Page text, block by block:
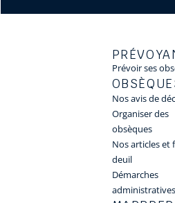
Prévoir ses
Nos avis de
Organiser des
obsèques
Nos articles et
deuil
Démarches
administratives